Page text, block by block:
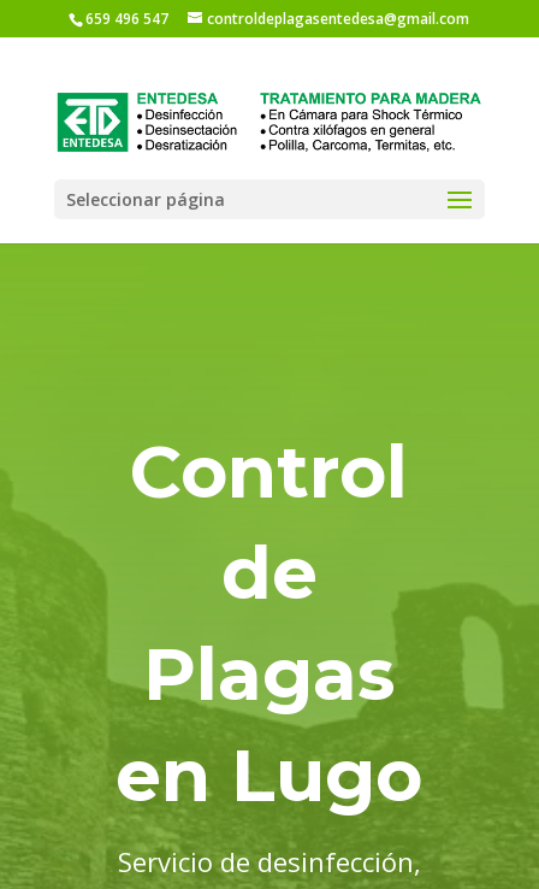
659 496 547 controldeplagasentedesa@gmail.com
Seleccionar página
Control
de
Plagas
en Lugo
Servicio de desinfección,